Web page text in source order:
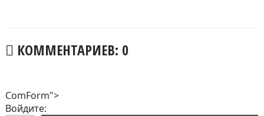
КОММЕНТАРИЕВ: 0
ComForm">
Войдите: